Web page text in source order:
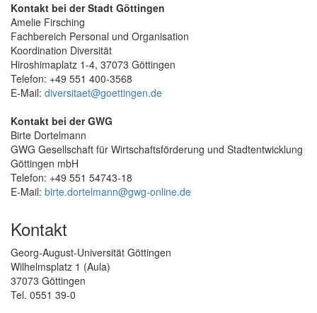
Kontakt bei der Stadt Göttingen
Amelie Firsching
Fachbereich Personal und Organisation
Koordination Diversität
Hiroshimaplatz 1-4, 37073 Göttingen
Telefon: +49 551 400-3568
E-Mail: diversitaet@goettingen.de
Kontakt bei der GWG
Birte Dortelmann
GWG Gesellschaft für Wirtschaftsförderung und Stadtentwicklung
Göttingen mbH
Telefon: +49 551 54743-18
E-Mail: birte.dortelmann@gwg-online.de
Kontakt
Georg-August-Universität Göttingen
Wilhelmsplatz 1 (Aula)
37073 Göttingen
Tel. 0551 39-0